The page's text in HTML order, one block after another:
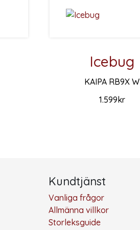
Icebug
KAIPA RB9X W
1.599kr
Kundtjänst
Vanliga frågor
Allmänna villkor
Storleksguide